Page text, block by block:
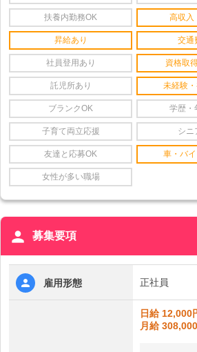
扶養内勤務OK 高収入
昇給あり 交通
社員登用あり 資格取
託児所あり 未経験
ブランクOK 学歴・
子育て両立応援 シニ
友達と応募OK 車・バ
女性が多い職場
person 募集要項
雇用形態 正社員
日給 12,000
月給